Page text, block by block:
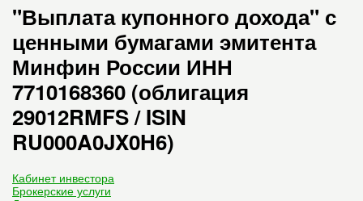
"Выплата купонного дохода" с
ценными бумагами эмитента
Минфин России ИНН
7710168360 (облигация
29012RMFS / ISIN
RU000A0JX0H6)
Кабинет инвестора
Брокерские услуги